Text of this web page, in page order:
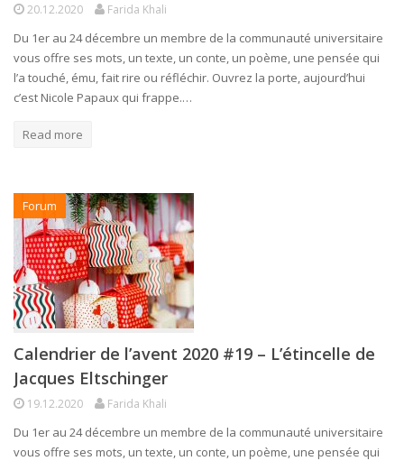
20.12.2020 Farida Khali
Du 1er au 24 décembre un membre de la communauté universitaire
vous offre ses mots, un texte, un conte, un poème, une pensée qui
l’a touché, ému, fait rire ou réfléchir. Ouvrez la porte, aujourd’hui
c’est Nicole Papaux qui frappe.…
Read more
Forum
Calendrier de l’avent 2020 #19 – L’étincelle de
Jacques Eltschinger
19.12.2020 Farida Khali
Du 1er au 24 décembre un membre de la communauté universitaire
vous offre ses mots, un texte, un conte, un poème, une pensée qui